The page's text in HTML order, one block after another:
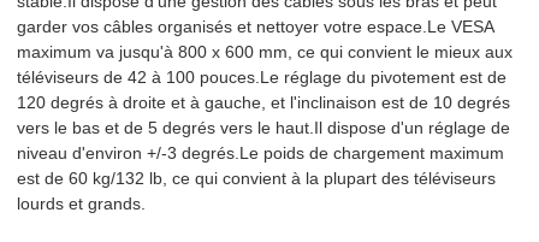
garder vos câbles organisés et nettoyer votre espace.Le VESA
maximum va jusqu'à 800 x 600 mm, ce qui convient le mieux aux
téléviseurs de 42 à 100 pouces.Le réglage du pivotement est de
120 degrés à droite et à gauche, et l'inclinaison est de 10 degrés
vers le bas et de 5 degrés vers le haut.Il dispose d'un réglage de
niveau d'environ +/-3 degrés.Le poids de chargement maximum
est de 60 kg/132 ​​lb, ce qui convient à la plupart des téléviseurs
lourds et grands.